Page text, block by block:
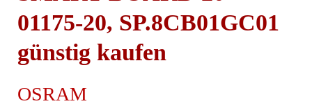
01175-20, SP.8CB01GC01
günstig kaufen
OSRAM